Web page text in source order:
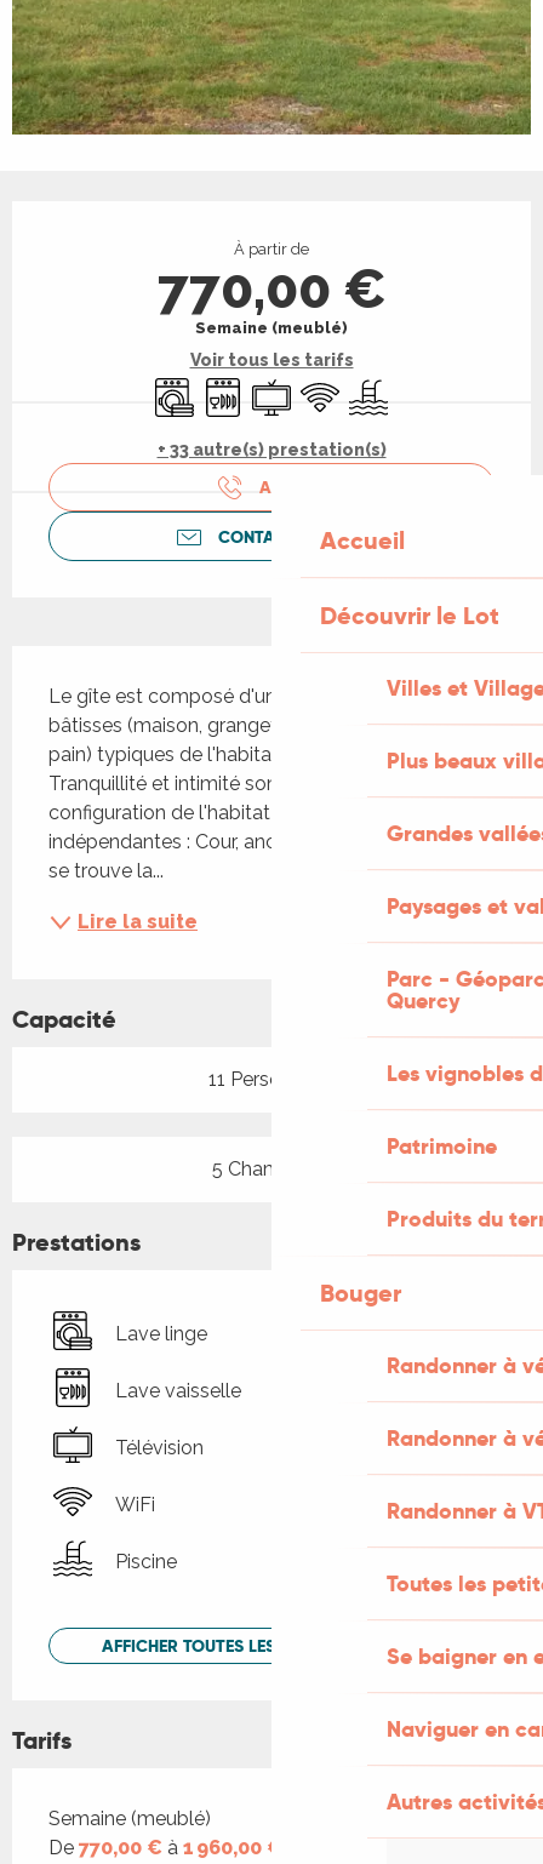
Accueil
Découvrir le Lot
Villes et
Plus beaux
Grandes
Paysages et
Parc -
Quercy
Les vignobles
Patrimoine
Produits du
Bouger
Randonner à
Randonner à
Randonner à
Toutes les
Se baigner en
Naviguer en
Autres
À partir de
770,00 €
Semaine (meublé)
Voir tous les tarifs
Lave lingeLave vaisselle
Télévision
WiFi Piscine
+ 33 autre(s) prestation(s)
APPELER
CONTACTEZ-NOUS
Le gîte est composé d'un ensemble de petites
bâtisses (maison, grangette, petite étable, four à
pain) typiques de l'habitat rural du Quercy.
Tranquillité et intimité sont garanties par la
configuration de l'habitat composé de 3 parties
indépendantes : Cour, anciens jardins, champs ou
se trouve la...
Lire la suite
Capacité
11 Personne(s)
5 Chambre(s)
Prestations
Lave linge
Lave vaisselle
Télévision
WiFi
Piscine
AFFICHER TOUTES LES PRESTATIONS
Tarifs
Tarifs 2026
Semaine (meublé)
De 770,00 € à 1 960,00 €